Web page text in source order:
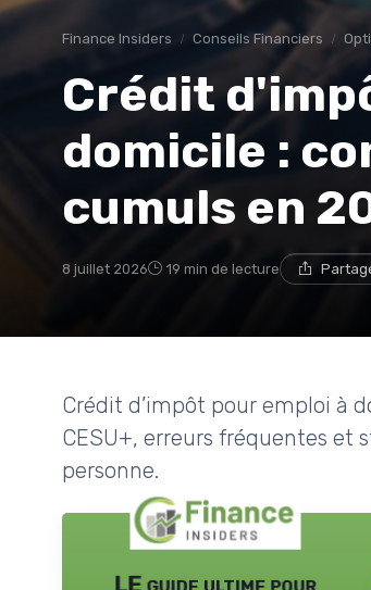
Finance Insiders Conseils Financiers
Crédit
domicile :
cumuls en
8 juillet 2026 19 min de lecture
Crédit d’impôt pour emploi à
CESU+, erreurs fréquentes et
personne.
LE guide ultime pour